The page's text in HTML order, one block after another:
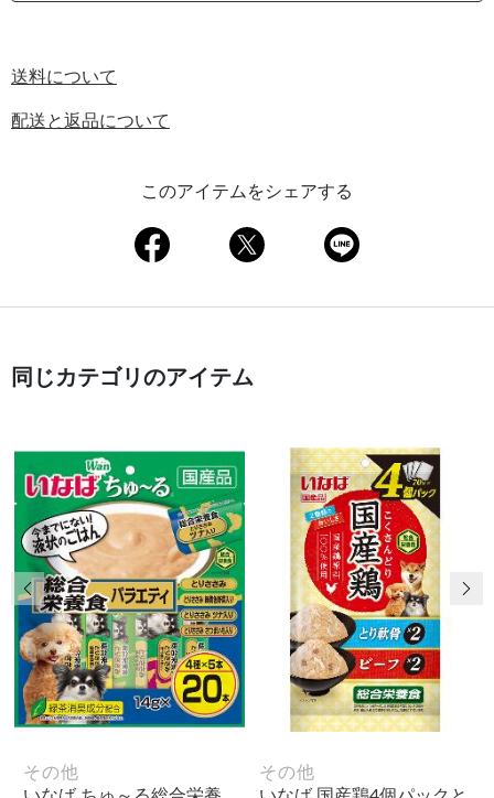
送料について
配送と返品について
このアイテムをシェアする
同じカテゴリのアイテム
その他
その他
前の画像 次